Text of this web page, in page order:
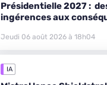
Présidentielle 2027 :
ingérences aux
Jeudi 06 août 2026 à 18h04
IA